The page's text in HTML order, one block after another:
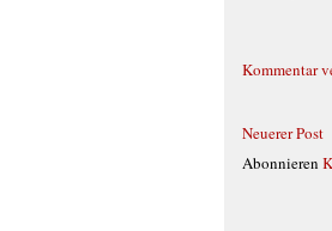
Kommentar
Neuerer Post
Abonnieren